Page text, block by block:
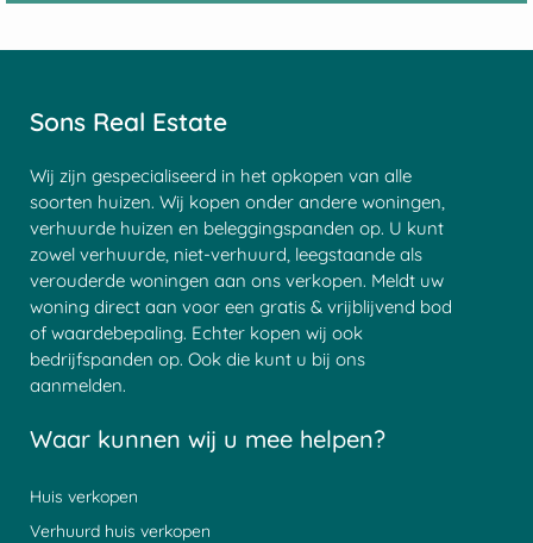
Sons Real Estate
Wij zijn gespecialiseerd in het opkopen van alle
soorten huizen. Wij kopen onder andere woningen,
verhuurde huizen en beleggingspanden op. U kunt
zowel verhuurde, niet-verhuurd, leegstaande als
verouderde woningen aan ons verkopen. Meldt uw
woning direct aan voor een gratis & vrijblijvend bod
of waardebepaling. Echter kopen wij ook
bedrijfspanden op. Ook die kunt u bij ons
aanmelden.
Waar kunnen wij u mee helpen?
Huis verkopen
Verhuurd huis verkopen